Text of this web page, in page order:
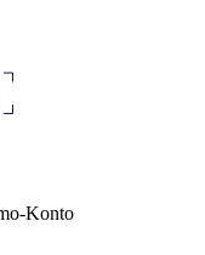
Konto